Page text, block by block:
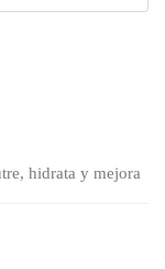
hidrata y mejora